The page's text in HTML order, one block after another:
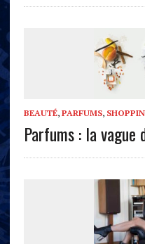
BEAUTÉ, PARFUMS,
Parfums : la vague